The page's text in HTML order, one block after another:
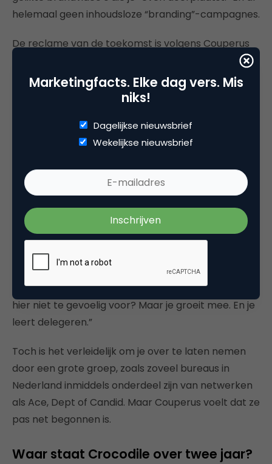
helemaal geen inhoudsloze “branding”-campagnes.
De reclame van de toekomst is volgens Couperus
community-based.
Wat Couperus bouwt met Crocodile is niet zomaar
een ander soort organisatie. Eentje zonder
benchmark. Eentje zonder klassieke
voorbeeldfunctie. En eentje die niet gevormd wordt
door conventionele reclamevisies.
Ze is zelfstandig ondernemer, heeft geen
medeoprichter en groeide in haar eentje naar een
bedrijf van 44 mensen. “Ik heb vaak gedacht: ben ik
hier niet te gevoelig voor? Maar je groeit mee. En je
leert delegeren.”
Toch is het verleidelijk om je over te laten nemen
door een grote groep, zoals zoveel bureaus in
Nederland inmiddels onderdeel zijn van netwerken
als Ace, Dept of Candid. Maar Couperus voelt dat ze
pas net begonnen is.
Waar staat Crocodile over twee jaar?
Marketingfacts. Elke dag vers. Mis
niks!
Dagelijkse nieuwsbrief
Wekelijkse nieuwsbrief